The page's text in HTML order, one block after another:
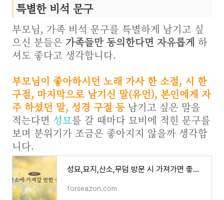
특별한 비석 문구
부모님, 가족 비석 문구를 특별하게 남기고 싶
으신 분들은 가족들만 동의한다면 자유롭게 하
셔도 좋다고 생각합니다.
부모님이 좋아하시던 노래 가사 한 소절, 시 한
구절, 마지막으로 남기신 말(유언), 본인에게 자
주 하셨던 말, 성경 구절 등 남기고 싶은 말을
적는다면 성묘를 갈 때마다 묘비에 적힌 문구를
보며 분위기가 조금은 좋아지지 않을까 생각합
니다.
성묘,묘지,산소,무덤 방문 시 가져가면 좋은 꽃 종류와 꽃말
forseazon.com